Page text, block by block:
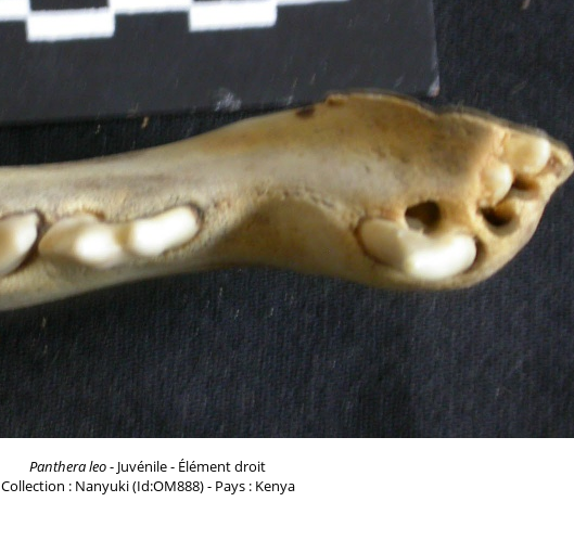
Panthera leo- Juvénile - Élément droit
Collection : Nanyuki (Id:OM888) - Pays : Kenya